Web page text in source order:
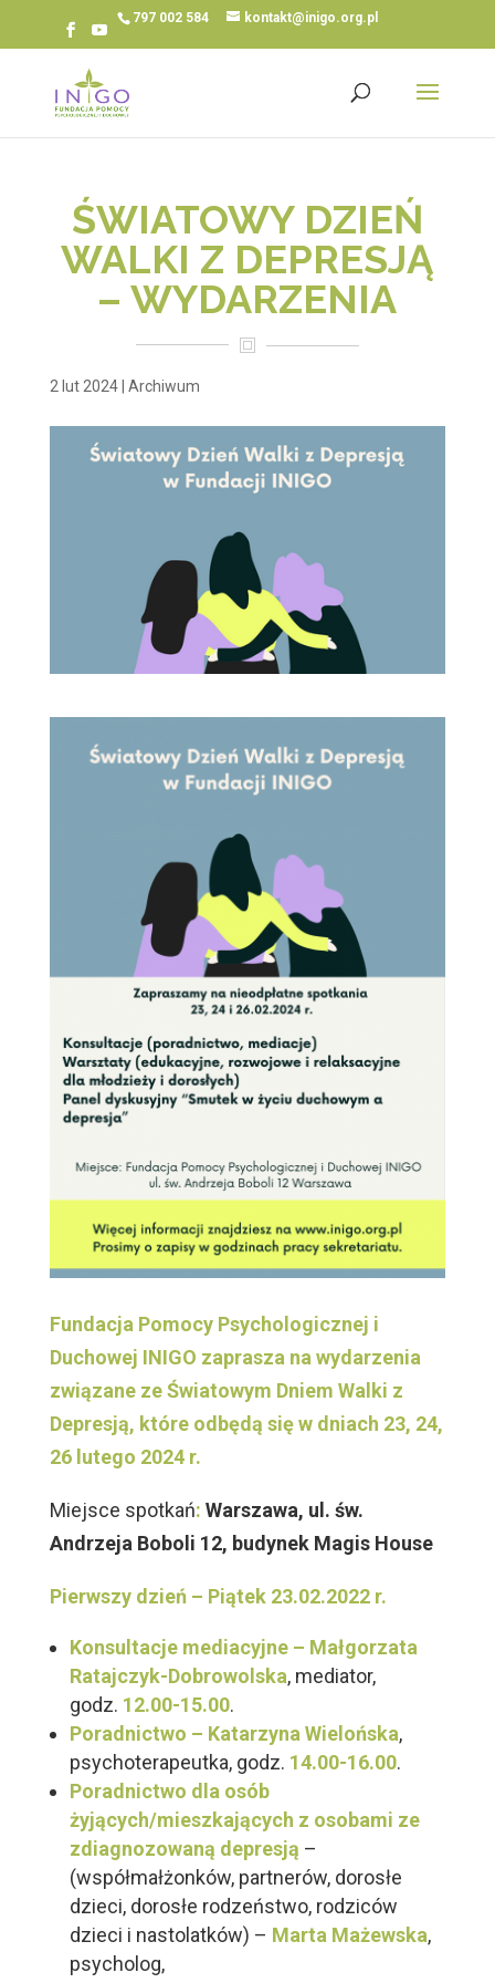
797 002 584 kontakt@inigo.org.pl
ŚWIATOWY DZIEŃ
WALKI Z DEPRESJĄ
– WYDARZENIA
2 lut 2024| Archiwum
Fundacja Pomocy Psychologicznej i
Duchowej INIGO zaprasza na wydarzenia
związane ze Światowym Dniem Walki z
Depresją, które odbędą się w dniach 23, 24,
26 lutego 2024 r.
Miejsce spotkań: Warszawa, ul. św.
Andrzeja Boboli 12, budynek Magis House
Pierwszy dzień – Piątek 23.02.2022 r.
Konsultacje mediacyjne – Małgorzata
Ratajczyk-Dobrowolska, mediator,
godz. 12.00-15.00.
Poradnictwo – Katarzyna Wielońska,
psychoterapeutka, godz. 14.00-16.00.
Poradnictwo dla osób
żyjących/mieszkających z osobami ze
zdiagnozowaną depresją –
(współmałżonków, partnerów, dorosłe
dzieci, dorosłe rodzeństwo, rodziców
dzieci i nastolatków) – Marta Mażewska,
psycholog,